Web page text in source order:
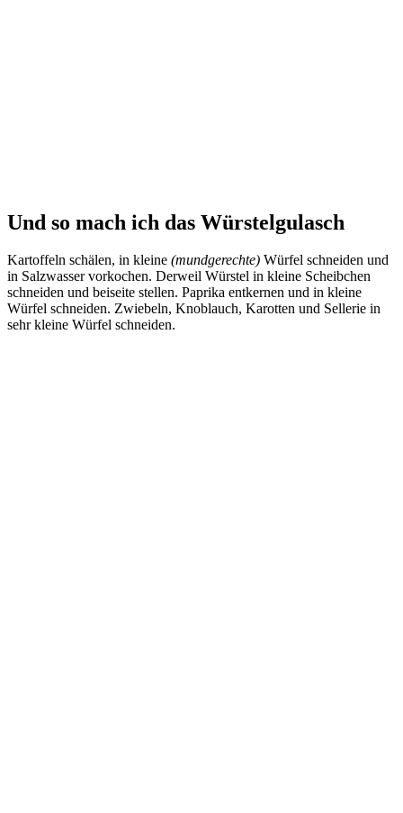
Und so mach ich das Würstelgulasch
Kartoffeln schälen, in kleine (mundgerechte) Würfel schneiden und
in Salzwasser vorkochen. Derweil Würstel in kleine Scheibchen
schneiden und beiseite stellen. Paprika entkernen und in kleine
Würfel schneiden. Zwiebeln, Knoblauch, Karotten und Sellerie in
sehr kleine Würfel schneiden.